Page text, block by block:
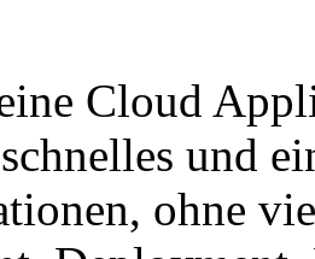
Cloud
und
ohne